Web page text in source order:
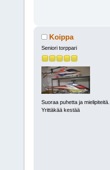
Koippa
Seniori torppari
Suoraa puhetta ja mielipiteitä.
Yrittäkää kestää